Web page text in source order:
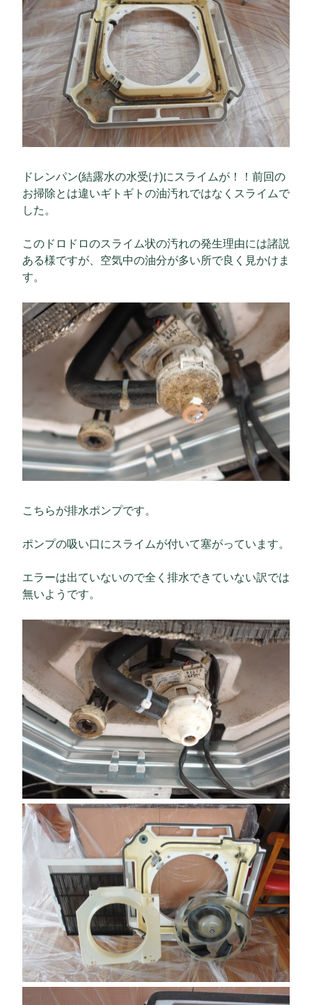
ドレンパン(結露水の水受け)にスライムが！！前回の
お掃除とは違いギトギトの油汚れではなくスライムで
した。
このドロドロのスライム状の汚れの発生理由には諸説
ある様ですが、空気中の油分が多い所で良く見かけま
す。
こちらが排水ポンプです。
ポンプの吸い口にスライムが付いて塞がっています。
エラーは出ていないので全く排水できていない訳では
無いようです。